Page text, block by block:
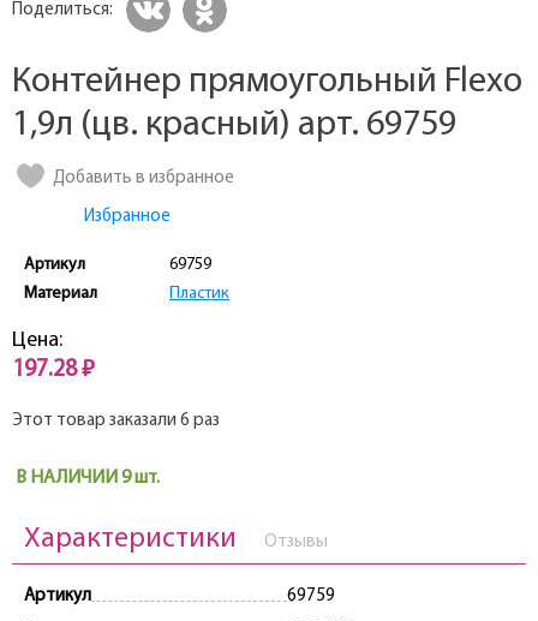
Поделиться:
Контейнер прямоугольный Flexo
1,9л (цв. красный) арт. 69759
Добавить в избранное
Избранное
Артикул
69759
Материал
Пластик
Цена:
197.28 ₽
Этот товар заказали 6 раз
В НАЛИЧИИ 9 шт.
Характеристики Отзывы
Артикул
69759